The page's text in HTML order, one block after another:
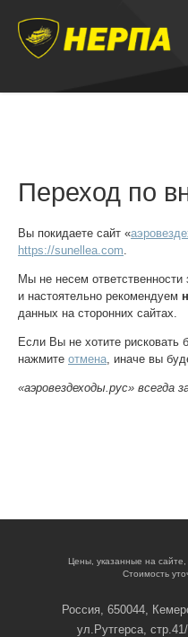
Переход по
Вы покидаете сайт «
https://sunellea.com
Мы не несем
и настоятельно рекомендуем
данных на сторонних сайтах.
Если Вы не хотите рисковать
нажмите отмена , иначе вы
«аэровездеходы.рус» всегда
Цены, указанные на сайте,
Стоимость
Россия, 650044,
ул.Рутгерса,